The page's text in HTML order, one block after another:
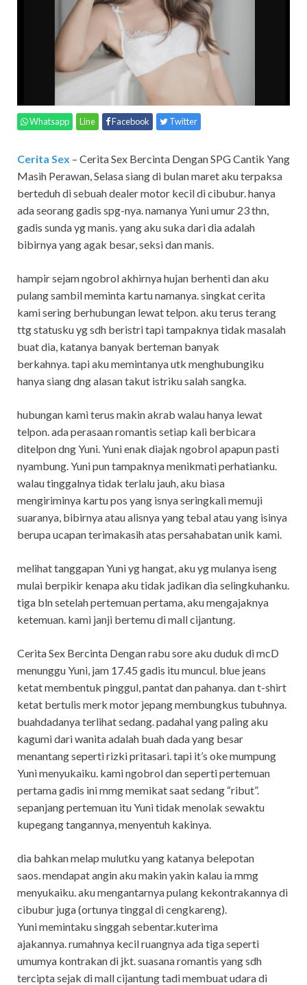
Whatsapp Line Facebook Twitter
Cerita Sex – Cerita Sex Bercinta Dengan SPG Cantik Yang
Masih Perawan, Selasa siang di bulan maret aku terpaksa
berteduh di sebuah dealer motor kecil di cibubur. hanya
ada seorang gadis spg-nya. namanya Yuni umur 23 thn,
gadis sunda yg manis. yang aku suka dari dia adalah
bibirnya yang agak besar, seksi dan manis.
hampir sejam ngobrol akhirnya hujan berhenti dan aku
pulang sambil meminta kartu namanya. singkat cerita
kami sering berhubungan lewat telpon. aku terus terang
ttg statusku yg sdh beristri tapi tampaknya tidak masalah
buat dia, katanya banyak berteman banyak
berkahnya. tapi aku memintanya utk menghubungiku
hanya siang dng alasan takut istriku salah sangka.
hubungan kami terus makin akrab walau hanya lewat
telpon. ada perasaan romantis setiap kali berbicara
ditelpon dng Yuni. Yuni enak diajak ngobrol apapun pasti
nyambung. Yuni pun tampaknya menikmati perhatianku.
walau tinggalnya tidak terlalu jauh, aku biasa
mengiriminya kartu pos yang isnya seringkali memuji
suaranya, bibirnya atau alisnya yang tebal atau yang isinya
berupa ucapan terimakasih atas persahabatan unik kami.
melihat tanggapan Yuni yg hangat, aku yg mulanya iseng
mulai berpikir kenapa aku tidak jadikan dia selingkuhanku.
tiga bln setelah pertemuan pertama, aku mengajaknya
ketemuan. kami janji bertemu di mall cijantung.
Cerita Sex Bercinta Dengan rabu sore aku duduk di mcD
menunggu Yuni, jam 17.45 gadis itu muncul. blue jeans
ketat membentuk pinggul, pantat dan pahanya. dan t-shirt
ketat bertulis merk motor jepang membungkus tubuhnya.
buahdadanya terlihat sedang. padahal yang paling aku
kagumi dari wanita adalah buah dada yang besar
menantang seperti rizki pritasari. tapi it’s oke mumpung
Yuni menyukaiku. kami ngobrol dan seperti pertemuan
pertama gadis ini mmg memikat saat sedang “ribut”.
sepanjang pertemuan itu Yuni tidak menolak sewaktu
kupegang tangannya, menyentuh kakinya.
dia bahkan melap mulutku yang katanya belepotan
saos. mendapat angin aku makin yakin kalau ia mmg
menyukaiku. aku mengantarnya pulang kekontrakannya di
cibubur juga (ortunya tinggal di cengkareng).
Yuni memintaku singgah sebentar.kuterima
ajakannya. rumahnya kecil ruangnya ada tiga seperti
umumya kontrakan di jkt. suasana romantis yang sdh
tercipta sejak di mall cijantung tadi membuat udara di